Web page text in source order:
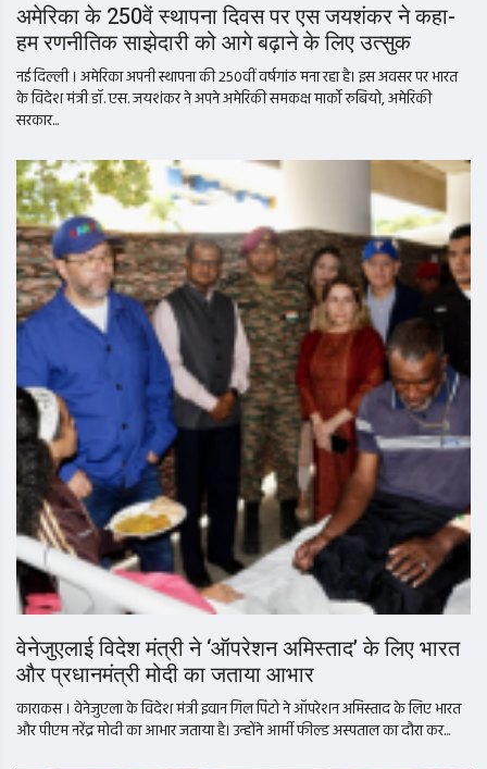
अमेरिका के 250वें स्थापना दिवस पर एस जयशंकर ने कहा-
हम रणनीतिक साझेदारी को आगे बढ़ाने के लिए उत्सुक
नई दिल्ली । अमेरिका अपनी स्थापना की 250वीं वर्षगांठ मना रहा है। इस अवसर पर भारत
के विदेश मंत्री डॉ. एस. जयशंकर ने अपने अमेरिकी समकक्ष मार्को रुबियो, अमेरिकी
सरकार...
वेनेजुएलाई विदेश मंत्री ने ‘ऑपरेशन अमिस्ताद’ के लिए भारत
और प्रधानमंत्री मोदी का जताया आभार
काराकस । वेनेजुएला के विदेश मंत्री इवान गिल पिंटो ने ऑपरेशन अमिस्ताद के लिए भारत
और पीएम नरेंद्र मोदी का आभार जताया है। उन्होंने आर्मी फील्ड अस्पताल का दौरा कर...